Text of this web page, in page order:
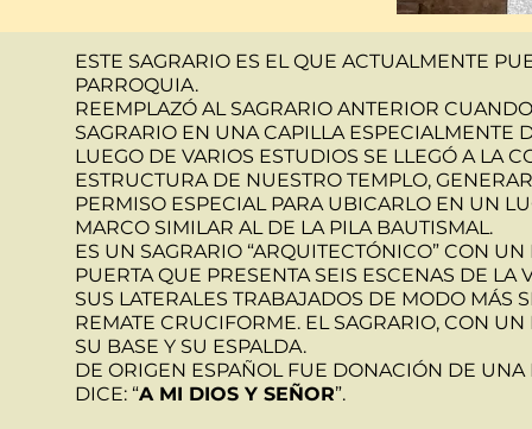
ESTE SAGRARIO ES EL QUE ACTUALMENTE
PARROQUIA.
REEMPLAZÓ AL SAGRARIO ANTERIOR
SAGRARIO EN UNA CAPILLA ESPECIALMENTE
LUEGO DE VARIOS ESTUDIOS SE LLEGÓ A LA
ESTRUCTURA DE NUESTRO TEMPLO,
PERMISO ESPECIAL PARA UBICARLO EN UN
MARCO SIMILAR AL DE LA PILA BAUTISMAL.
ES UN SAGRARIO “ARQUITECTÓNICO” CON
PUERTA QUE PRESENTA SEIS ESCENAS DE LA
SUS LATERALES TRABAJADOS DE MODO MÁS
REMATE CRUCIFORME. EL SAGRARIO, CON
SU BASE Y SU ESPALDA.
DE ORIGEN ESPAÑOL FUE DONACIÓN DE
DICE: “A MI DIOS Y SEÑOR”.